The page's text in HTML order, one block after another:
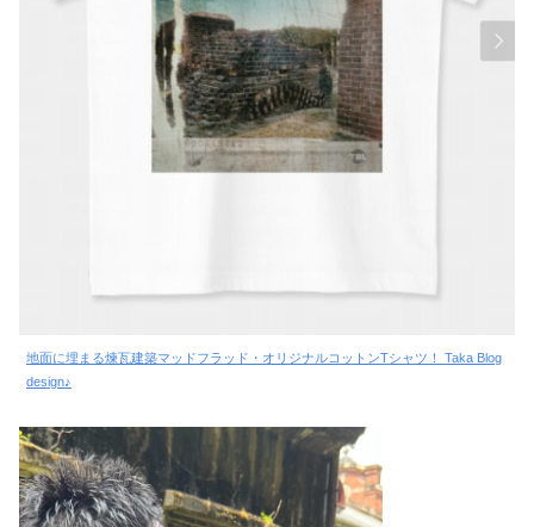
地面に埋まる煉瓦建築マッドフラッド・オリジナルコットンTシャツ！ Taka Blog
design♪